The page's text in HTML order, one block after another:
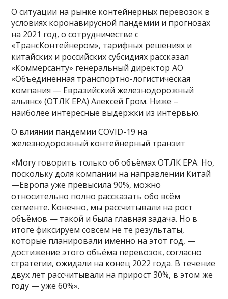
О ситуации на рынке контейнерных перевозок в
условиях коронавирусной пандемии и прогнозах
на 2021 год, о сотрудничестве с
«ТрансКонтейнером», тарифных решениях и
китайских и российских субсидиях рассказал
«Коммерсанту» генеральный директор АО
«Объединенная транспортно-логистическая
компания — Евразийский железнодорожный
альянс» (ОТЛК ЕРА) Алексей Гром. Ниже –
наиболее интересные выдержки из интервью.
О влиянии пандемии COVID-19 на
железнодорожный контейнерный транзит
«Могу говорить только об объёмах ОТЛК ЕРА. Но,
поскольку доля компании на направлении Китай
—Европа уже превысила 90%, можно
относительно полно рассказать обо всём
сегменте. Конечно, мы рассчитывали на рост
объёмов — такой и была главная задача. Но в
итоге фиксируем совсем не те результаты,
которые планировали именно на этот год, —
достижение этого объёма перевозок, согласно
стратегии, ожидали на конец 2022 года. В течение
двух лет рассчитывали на прирост 30%, в этом же
году — уже 60%».